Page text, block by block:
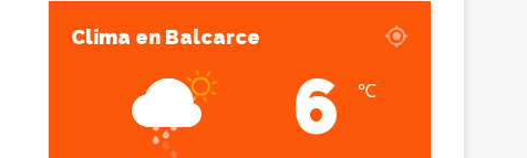
Clima en Balcarce
6 ℃